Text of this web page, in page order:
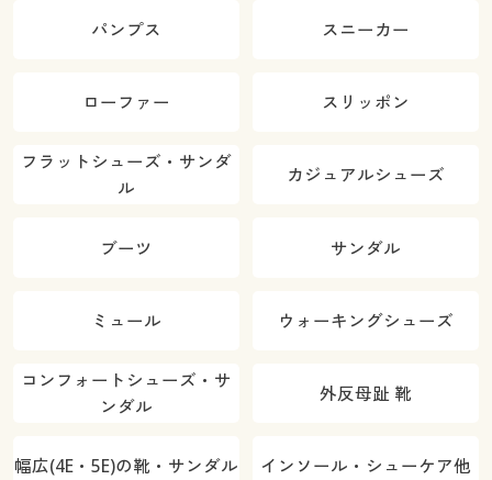
パンプス スニーカー
ローファー スリッポン
フラットシューズ・サンダ
ル
カジュアルシューズ
ブーツ サンダル
ミュール ウォーキングシューズ
コンフォートシューズ・サ
ンダル
外反母趾 靴
幅広(4E・5E)の靴・サンダル インソール・シューケア他